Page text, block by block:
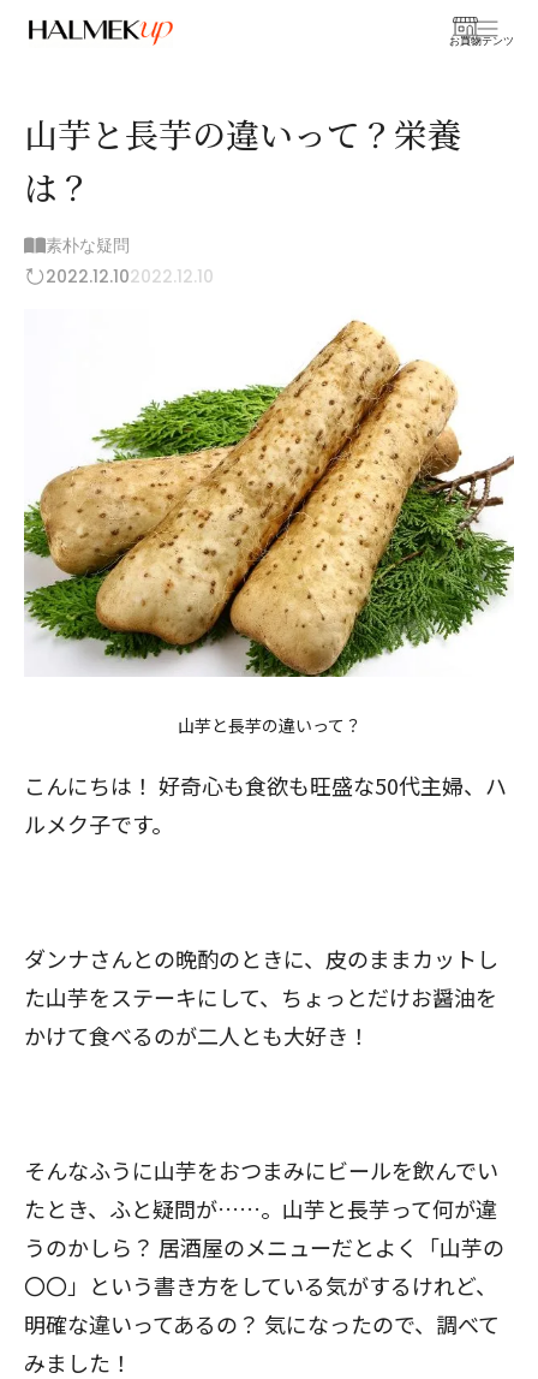
お買物
コンテンツ
山芋と長芋の違いって？栄養
は？
素朴な疑問
2022.12.102022.12.10
山芋と長芋の違いって？
こんにちは！ 好奇心も食欲も旺盛な50代主婦、ハ
ルメク子です。
ダンナさんとの晩酌のときに、皮のままカットし
た山芋をステーキにして、ちょっとだけお醤油を
かけて食べるのが二人とも大好き！
そんなふうに山芋をおつまみにビールを飲んでい
たとき、ふと疑問が……。山芋と長芋って何が違
うのかしら？ 居酒屋のメニューだとよく「山芋の
〇〇」という書き方をしている気がするけれど、
明確な違いってあるの？ 気になったので、調べて
みました！